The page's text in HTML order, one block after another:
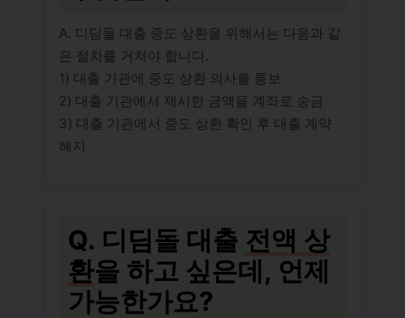
A. 디딤돌 대출 중도 상환을 위해서는 다음과 같
은 절차를 거쳐야 합니다.
1) 대출 기관에 중도 상환 의사를 통보
2) 대출 기관에서 제시한 금액을 계좌로 송금
3) 대출 기관에서 중도 상환 확인 후 대출 계약
해지
Q. 디딤돌 대출 전액 상
환을 하고 싶은데, 언제
가능한가요?